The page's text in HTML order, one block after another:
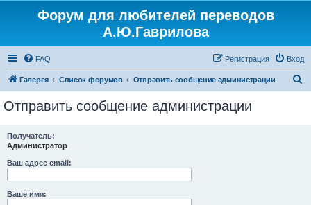
РегистрацияФорум для любителей переводов
А.Ю.Гаврилова
FAQ Вход
Регистрация
Галерея Список форумов Отправить сообщение администрации
Отправить сообщение администрации
Получатель:
Администратор
Ваш адрес email:
Ваше имя: